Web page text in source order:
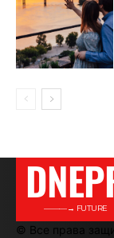
———→ FUTURE
© Все права